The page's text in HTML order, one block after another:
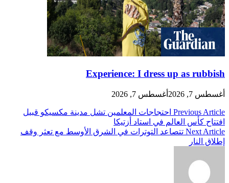
Experience: I dress up as rubbish
أغسطس 7, 2026 أغسطس 7, 2026
تصفّح
المقالات
Previous Article احتجاجات المعلمين تشل مدينة مكسيكو قبيل
افتتاح كأس العالم في استاد أزتيكا
Next Article تتصاعد التوترات في الشرق الأوسط مع تعثر وقف
إطلاق النار